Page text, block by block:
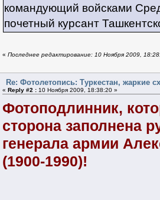
командующий войсками
почетный курсант
« Последнее редактирование: 10 Ноября 2009,
Re: Фотолетопись: Туркестан, жаркие
« Reply #2 :10 Ноября 2009, 18:38:20 »
Фотоподлинник,
сторона заполнена
генерала армии
(1900-1990)!